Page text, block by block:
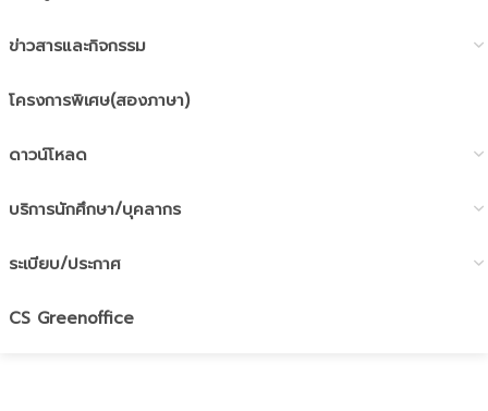
ข่าวสารและกิจกรรม
โครงการพิเศษ(สองภาษา)
ดาวน์โหลด
บริการนักศึกษา/บุคลากร
ระเบียบ/ประกาศ
CS Greenoffice